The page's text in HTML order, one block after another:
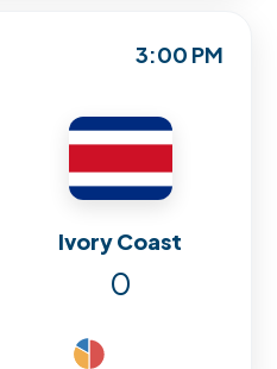
3:00 PM
Ivory Coast
0